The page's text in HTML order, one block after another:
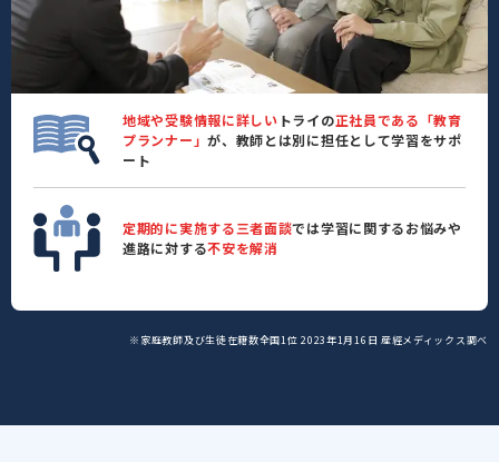
地域や受験情報に詳しい トライの正社員である「教育
プランナー」が、教師とは別に担任として学習をサポ
ート
定期的に実施する三者面談では学習に関するお悩みや
進路に対する不安を解消
※家庭教師及び生徒在籍数全国1位 2023年1月16日 産經メディックス調べ